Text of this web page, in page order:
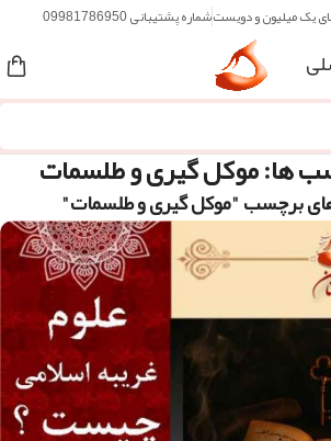
یک میلیون و دویستشماره پشتیبانی 09981786950
ها: موکل گیری و طلسمات
برچسب "موکل گیری و طلسمات"